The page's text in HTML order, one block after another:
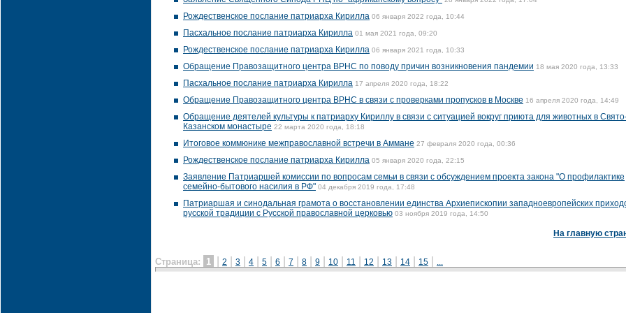
Рождественское послание патриарха Кирилла 06 января 2022 года, 10:44
Пасхальное послание патриарха Кирилла 01 мая 2021 года, 09:20
Рождественское послание патриарха Кирилла 06 января 2021 года, 10:33
Обращение Правозащитного центра ВРНС по поводу причин возникновения пандемии 18 мая 2020 года, 13:33
Пасхальное послание патриарха Кирилла 17 апреля 2020 года, 18:22
Обращение Правозащитного центра ВРНС в связи с проверками пропусков в Москве 16 апреля 2020 года, 14:49
Обращение деятелей культуры к патриарху Кириллу в связи с ситуацией вокруг приюта для животных в
Казанском монастыре 22 марта 2020 года, 18:18
Итоговое коммюнике межправославной встречи в Аммане 27 февраля 2020 года, 00:36
Рождественское послание патриарха Кирилла 05 января 2020 года, 22:15
Заявление Патриаршей комиссии по вопросам семьи в связи с обсуждением проекта закона "О профилактике
семейно-бытового насилия в РФ" 04 декабря 2019 года, 17:48
Патриаршая и синодальная грамота о восстановлении единства Архиепископии западноевропейских
русской традиции с Русской православной церковью 03 ноября 2019 года, 14:50
На главную
Страница: 1 2 3 4 5 6 7 8 9 10 11 12 13 14 15 ...